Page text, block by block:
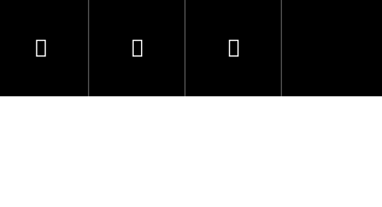
Velkoobchod Obchodní
Hledat PřihlášeníNákupní